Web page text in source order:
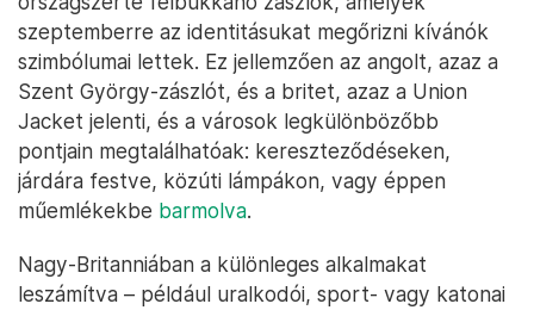
szeptemberre az identitásukat megőrizni kívánók
szimbólumai lettek. Ez jellemzően az angolt, azaz a
Szent György-zászlót, és a britet, azaz a Union
Jacket jelenti, és a városok legkülönbözőbb
pontjain megtalálhatóak: kereszteződéseken,
járdára festve, közúti lámpákon, vagy éppen
műemlékekbe barmolva.
Nagy-Britanniában a különleges alkalmakat
leszámítva – például uralkodói, sport- vagy katonai